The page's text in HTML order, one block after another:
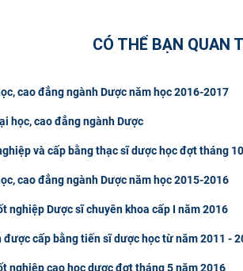
CÓ THỂ BẠN QUAN
cao đẳng ngành Dược năm học 2016-2017
học, cao đẳng ngành Dược
và cấp bằng thạc sĩ dược học đợt tháng
cao đẳng ngành Dược năm học 2015-2016
nghiệp Dược sĩ chuyên khoa cấp I năm 2016
cấp bằng tiến sĩ dược học từ năm 2011 -
nghiệp cao học dược đợt tháng 5 năm 2016